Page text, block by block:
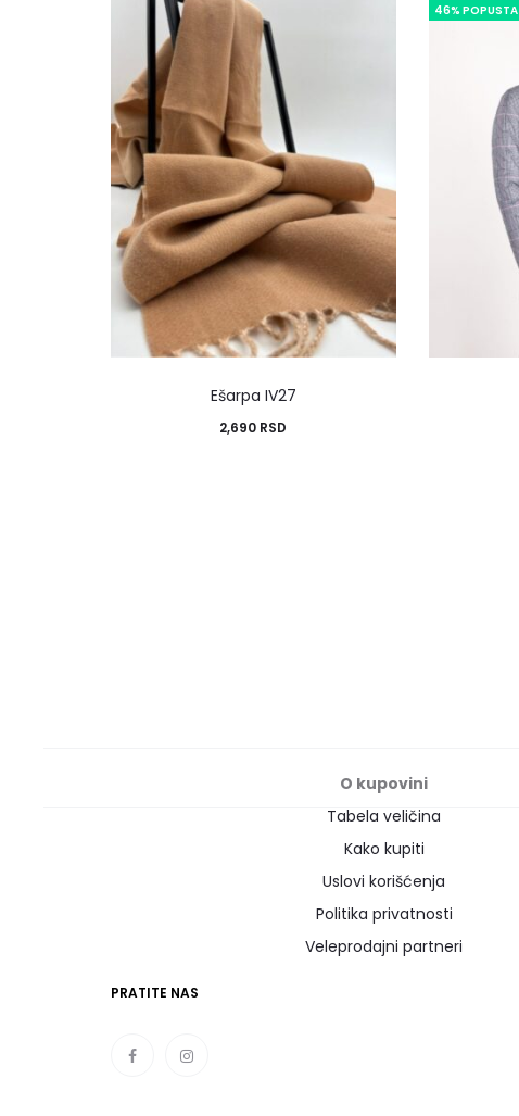
Ešarpa IV27
2,690 RSD
46% POPUSTA
O kupovini
Tabela veličina
Kako kupiti
Uslovi korišćenja
Politika privatnosti
Veleprodajni partneri
PRATITE NAS